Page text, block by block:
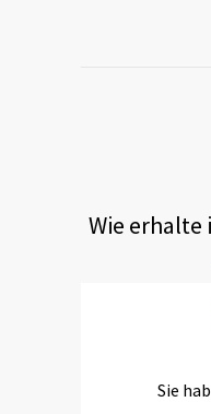
Wie erhalte
Sie